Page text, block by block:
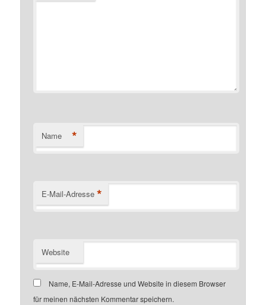
Name *
E-Mail-Adresse *
Website
Name, E-Mail-Adresse und Website in diesem Browser
für meinen nächsten Kommentar speichern.